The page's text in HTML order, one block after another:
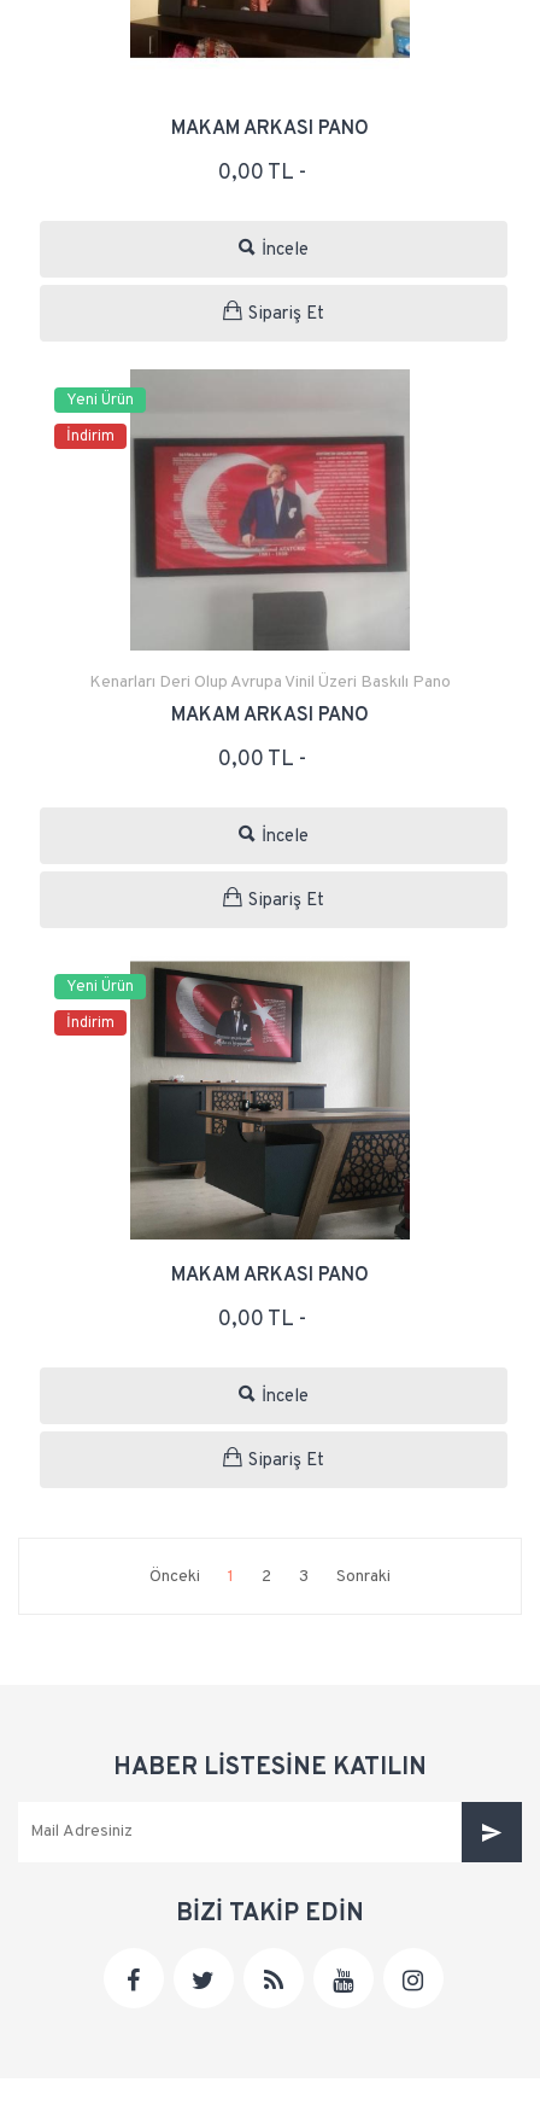
MAKAM ARKASI PANO
0,00 TL -
İncele
Sipariş Et
Yeni Ürün
İndirim
Kenarları Deri Olup Avrupa Vinil Üzeri Baskılı Pano
MAKAM ARKASI PANO
0,00 TL -
İncele
Sipariş Et
Yeni Ürün
İndirim
MAKAM ARKASI PANO
0,00 TL -
İncele
Sipariş Et
Önceki 1 2 3 Sonraki
HABER LİSTESİNE KATILIN
BİZİ TAKİP EDİN